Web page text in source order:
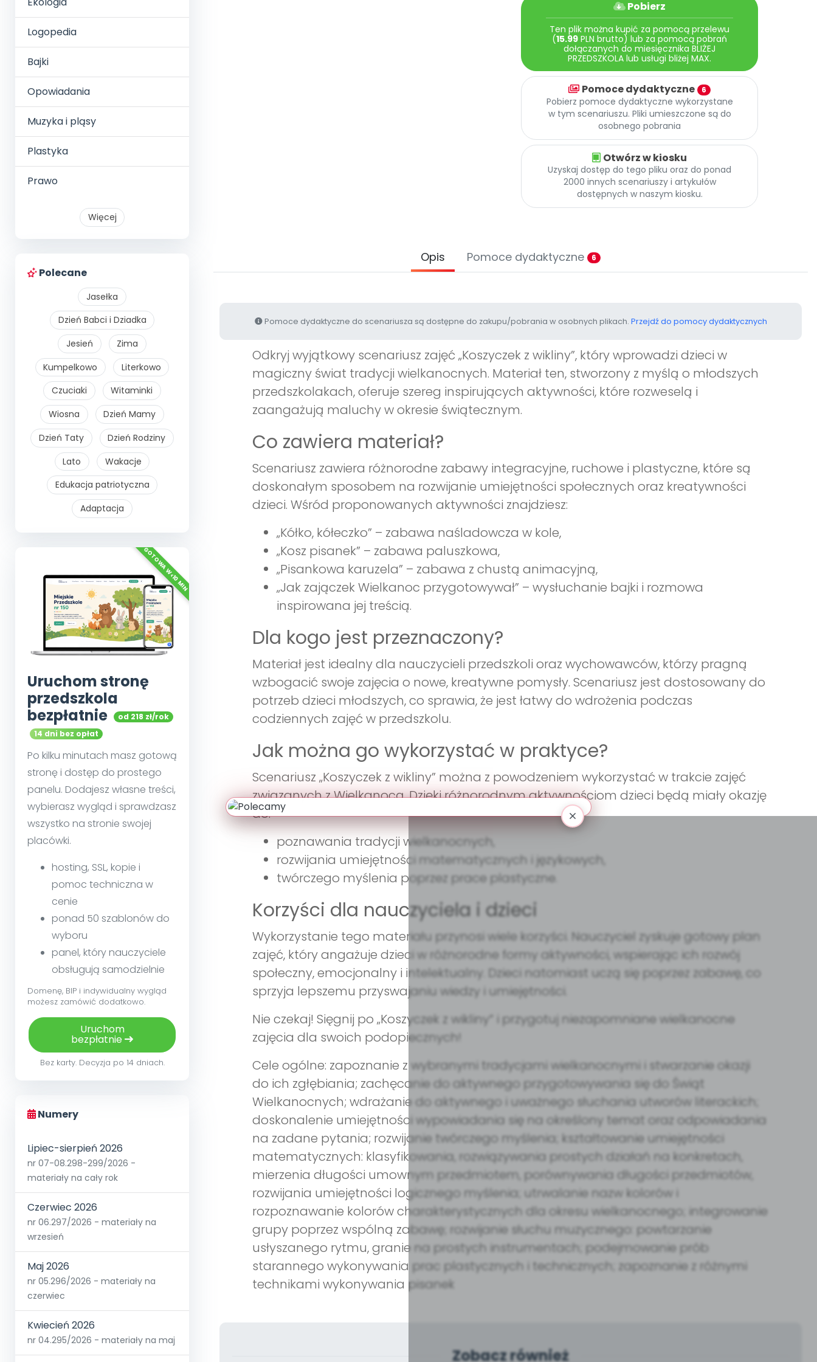
Logopedia
Bajki
Opowiadania
Muzyka i pląsy
Plastyka
Prawo
Więcej
Polecane
Jasełka
Dzień Babci i Dziadka
Jesień
Zima
Kumpelkowo
Literkowo
Czuciaki
Witaminki
Wiosna
Dzień Mamy
Dzień Taty
Dzień Rodziny
Lato
Wakacje
Edukacja patriotyczna
Adaptacja
Uruchom stronę
przedszkola
bezpłatnie
od 218 zł/rok
14 dni bez opłat
Po kilku minutach masz gotową
stronę i dostęp do prostego
panelu. Dodajesz własne treści,
wybierasz wygląd i sprawdzasz
wszystko na stronie swojej
placówki.
hosting, SSL, kopie i
pomoc techniczna w
cenie
ponad 50 szablonów do
wyboru
panel, który nauczyciele
obsługują samodzielnie
Domenę, BIP i indywidualny wygląd
możesz zamówić dodatkowo.
Uruchom
bezpłatnie
Bez karty. Decyzja po 14 dniach.
Numery
Lipiec-sierpień 2026
nr 07-08.298-299/2026 -
materiały na cały rok
Czerwiec 2026
nr 06.297/2026 - materiały na
wrzesień
Maj 2026
nr 05.296/2026 - materiały na
czerwiec
Kwiecień 2026
nr 04.295/2026 - materiały na maj
Pobierz
Ten plik można kupić za pomocą przelewu
(15.99 PLN brutto) lub za pomocą pobrań
dołączanych do miesięcznika BLIŻEJ
PRZEDSZKOLA lub usługi bliżej MAX.
Pomoce dydaktyczne 6
Pobierz pomoce dydaktyczne wykorzystane
w tym scenariuszu. Pliki umieszczone są do
osobnego pobrania
Otwórz w kiosku
Uzyskaj dostęp do tego pliku oraz do ponad
2000 innych scenariuszy i artykułów
dostępnych w naszym kiosku.
Opis Pomoce dydaktyczne 6
Pomoce dydaktyczne do scenariusza są dostępne do zakupu/pobrania w osobnych plikach. Przejdź do pomocy dydaktycznych
Odkryj wyjątkowy scenariusz zajęć „Koszyczek z wikliny”, który wprowadzi dzieci w
magiczny świat tradycji wielkanocnych. Materiał ten, stworzony z myślą o młodszych
przedszkolakach, oferuje szereg inspirujących aktywności, które rozweselą i
zaangażują maluchy w okresie świątecznym.
Co zawiera materiał?
Scenariusz zawiera różnorodne zabawy integracyjne, ruchowe i plastyczne, które są
doskonałym sposobem na rozwijanie umiejętności społecznych oraz kreatywności
dzieci. Wśród proponowanych aktywności znajdziesz:
„Kółko, kółeczko” – zabawa naśladowcza w kole,
„Kosz pisanek” – zabawa paluszkowa,
„Pisankowa karuzela” – zabawa z chustą animacyjną,
„Jak zajączek Wielkanoc przygotowywał” – wysłuchanie bajki i rozmowa
inspirowana jej treścią.
Dla kogo jest przeznaczony?
Materiał jest idealny dla nauczycieli przedszkoli oraz wychowawców, którzy pragną
wzbogacić swoje zajęcia o nowe, kreatywne pomysły. Scenariusz jest dostosowany do
potrzeb dzieci młodszych, co sprawia, że jest łatwy do wdrożenia podczas
codziennych zajęć w przedszkolu.
Jak można go wykorzystać w praktyce?
Scenariusz „Koszyczek z wikliny” można z powodzeniem wykorzystać w trakcie zajęć
związanych z Wielkanocą. Dzięki różnorodnym aktywnościom dzieci będą miały okazję
do:
poznawania tradycji wielkanocnych,
rozwijania umiejętności matematycznych i językowych,
twórczego myślenia poprzez prace plastyczne.
Korzyści dla nauczyciela i dzieci
Wykorzystanie tego materiału przynosi wiele korzyści. Nauczyciel zyskuje gotowy plan
zajęć, który angażuje dzieci w różnorodne formy aktywności, wspierając ich rozwój
społeczny, emocjonalny i intelektualny. Dzieci natomiast uczą się poprzez zabawę, co
sprzyja lepszemu przyswajaniu wiedzy i umiejętności.
Nie czekaj! Sięgnij po „Koszyczek z wikliny” i przygotuj niezapomniane wielkanocne
zajęcia dla swoich podopiecznych!
Cele ogólne: zapoznanie z wybranymi tradycjami wielkanocnymi i stwarzanie okazji
do ich zgłębiania; zachęcanie do aktywnego przygotowywania się do Świąt
Wielkanocnych; wdrażanie do aktywnego i uważnego słuchania utworów literackich;
doskonalenie umiejętności wypowiadania się na określony temat oraz odpowiadania
na zadane pytania; rozwijanie twórczego myślenia; kształtowanie umiejętności
matematycznych: klasyfikowania, rozwiązywania prostych działań na konkretach,
mierzenia długości umownym przedmiotem, porównywania długości przedmiotów,
rozwijania umiejętności logicznego myślenia; utrwalanie nazw kolorów i
rozpoznawanie kolorów charakterystycznych dla okresu wielkanocnego; integrowanie
grupy poprzez wspólną zabawę; rozwijanie słuchu muzycznego: powtarzanie
usłyszanego rytmu, granie na prostych instrumentach; podejmowanie prób
starannego wykonywania prac plastycznych i technicznych; zapoznanie z różnymi
technikami wykonywania pisanek
Zobacz również